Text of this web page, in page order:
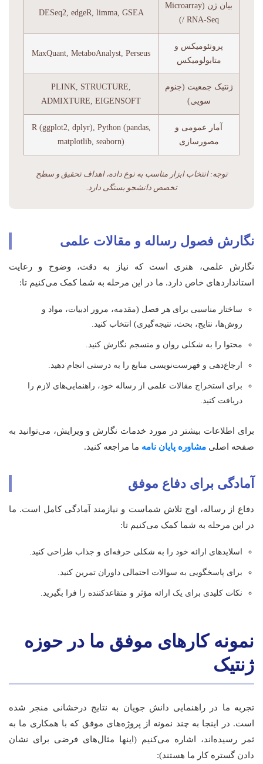
بیان ژن (Microarray
/ RNA-Seq)
DESeq2, edgeR, limma, GSEA
پروتئومیکس و
متابولومیکس
MaxQuant, MetaboAnalyst, Perseus
ژنتیک جمعیت (جنوم
سویی)
PLINK, STRUCTURE,
ADMIXTURE, EIGENSOFT
آمار عمومی و
مصورسازی
R (ggplot2, dplyr), Python (pandas,
matplotlib, seaborn)
توجه: انتخاب ابزار مناسب به نوع داده، اهداف تحقیق و سطح
تخصص دانشجو بستگی دارد.
نگارش فصول رساله و مقالات علمی
نگارش علمی، هنری است که نیاز به دقت، وضوح و رعایت
استانداردهای خاص دارد. ما در این مرحله به شما کمک می‌کنیم تا:
ساختار مناسبی برای هر فصل (مقدمه، مرور ادبیات، مواد و
روش‌ها، نتایج، بحث، نتیجه‌گیری) انتخاب کنید.
محتوا را به شکلی روان و منسجم نگارش کنید.
ارجاع‌دهی و فهرست‌نویسی منابع را به درستی انجام دهید.
برای استخراج مقالات علمی از رساله خود، راهنمایی‌های لازم را
دریافت کنید.
برای اطلاعات بیشتر در مورد خدمات نگارش و ویرایش، می‌توانید به
صفحه اصلی مشاوره پایان نامه ما مراجعه کنید.
آمادگی برای دفاع موفق
دفاع از رساله، اوج تلاش شماست و نیازمند آمادگی کامل است. ما
در این مرحله به شما کمک می‌کنیم تا:
اسلایدهای ارائه خود را به شکلی حرفه‌ای و جذاب طراحی کنید.
برای پاسخگویی به سوالات احتمالی داوران تمرین کنید.
نکات کلیدی برای یک ارائه مؤثر و متقاعدکننده را فرا بگیرید.
نمونه کارهای موفق ما در حوزه
ژنتیک
تجربه ما در راهنمایی دانش جویان به نتایج درخشانی منجر شده
است. در اینجا به چند نمونه از پروژه‌های موفق که با همکاری ما به
ثمر رسیده‌اند، اشاره می‌کنیم (اینها مثال‌های فرضی برای نشان
دادن گستره کار ما هستند):